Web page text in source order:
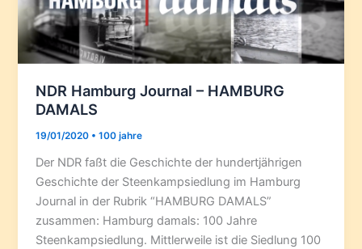
NDR Hamburg Journal – HAMBURG
DAMALS
19/01/2020 •100 jahre
Der NDR faßt die Geschichte der hundertjährigen
Geschichte der Steenkampsiedlung im Hamburg
Journal in der Rubrik “HAMBURG DAMALS”
zusammen: Hamburg damals: 100 Jahre
Steenkampsiedlung. Mittlerweile ist die Siedlung 100